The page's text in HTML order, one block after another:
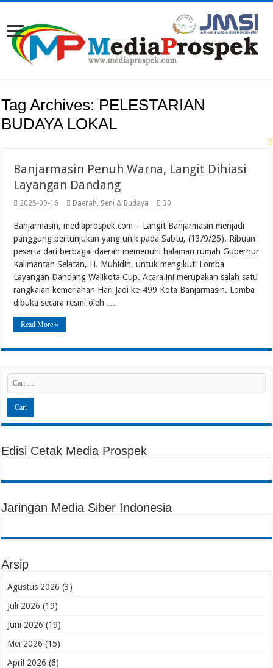
Tag Archives: PELESTARIAN
BUDAYA LOKAL
Banjarmasin Penuh Warna, Langit Dihiasi
Layangan Dandang
2025-09-16 Daerah, Seni & Budaya 30
Banjarmasin, mediaprospek.com – Langit Banjarmasin menjadi
panggung pertunjukan yang unik pada Sabtu, (13/9/25). Ribuan
peserta dari berbagai daerah memenuhi halaman rumah Gubernur
Kalimantan Selatan, H. Muhidin, untuk mengikuti Lomba
Layangan Dandang Walikota Cup. Acara ini merupakan salah satu
rangkaian kemeriahan Hari Jadi ke-499 Kota Banjarmasin. Lomba
dibuka secara resmi oleh …
Read More »
Edisi Cetak Media Prospek
Jaringan Media Siber Indonesia
Arsip
Agustus 2026 (3)
Juli 2026 (19)
Juni 2026 (19)
Mei 2026 (15)
April 2026 (6)